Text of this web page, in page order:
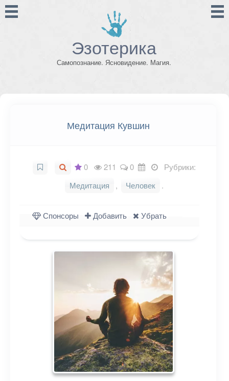
Эзотерика
Самопознание. Ясновидение. Магия.
Медитация Кувшин
0 211 0
Рубрики:
Медитация
, Человек .
Спонсоры Добавить Убрать